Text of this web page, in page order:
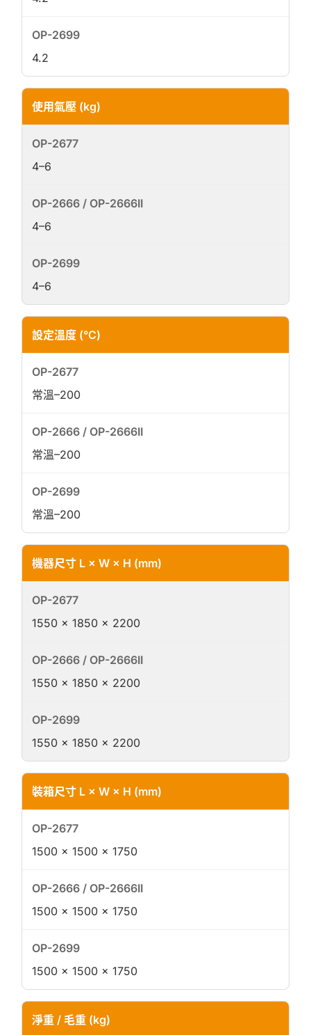
4.2
使用氣壓 (kg)
4–6
4–6
4–6
設定溫度 (°C)
常溫–200
常溫–200
常溫–200
機器尺寸 L × W × H (mm)
1550 × 1850 × 2200
1550 × 1850 × 2200
1550 × 1850 × 2200
裝箱尺寸 L × W × H (mm)
1500 × 1500 × 1750
1500 × 1500 × 1750
1500 × 1500 × 1750
淨重 / 毛重 (kg)